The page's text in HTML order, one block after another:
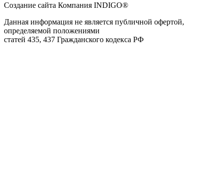
Создание сайта Компания INDIGO®
Данная информация не является публичной офертой,
определяемой положениями
статей 435, 437 Гражданского кодекса РФ